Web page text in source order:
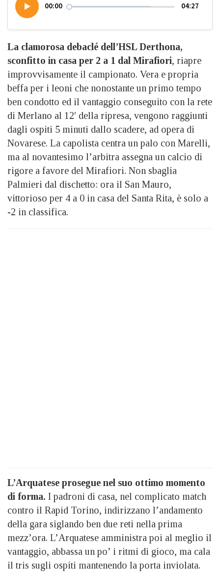
00:00 04:27
La clamorosa debaclé dell’HSL Derthona,
sconfitto in casa per 2 a 1 dal Mirafiori, riapre
improvvisamente il campionato. Vera e propria
beffa per i leoni che nonostante un primo tempo
ben condotto ed il vantaggio conseguito con la rete
di Merlano al 12′ della ripresa, vengono raggiunti
dagli ospiti 5 minuti dallo scadere, ad opera di
Novarese. La capolista centra un palo con Marelli,
ma al novantesimo l’arbitra assegna un calcio di
rigore a favore del Mirafiori. Non sbaglia
Palmieri dal dischetto: ora il San Mauro,
vittorioso per 4 a 0 in casa del Santa Rita, è solo a
-2 in classifica.
L’Arquatese prosegue nel suo ottimo momento
di forma. I padroni di casa, nel complicato match
contro il Rapid Torino, indirizzano l’andamento
della gara siglando ben due reti nella prima
mezz’ora. L’Arquatese amministra poi al meglio il
vantaggio, abbassa un po’ i ritmi di gioco, ma cala
il tris sugli ospiti mantenendo la porta inviolata.